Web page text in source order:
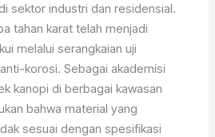
sektor industri dan residensial.
tahan karat telah menjadi
melalui serangkaian uji
korosi. Sebagai akademisi
kanopi di berbagai kawasan
bahwa material yang
sesuai dengan spesifikasi